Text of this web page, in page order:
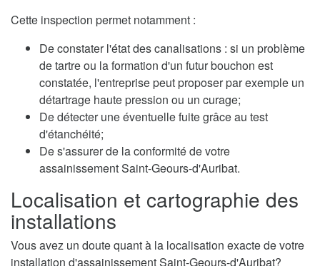
Cette inspection permet notamment :
De constater l'état des canalisations : si un problème
de tartre ou la formation d'un futur bouchon est
constatée, l'entreprise peut proposer par exemple un
détartrage haute pression ou un curage;
De détecter une éventuelle fuite grâce au test
d'étanchéité;
De s'assurer de la conformité de votre
assainissement Saint-Geours-d'Auribat.
Localisation et cartographie des
installations
Vous avez un doute quant à la localisation exacte de votre
installation d'assainissement Saint-Geours-d'Auribat?